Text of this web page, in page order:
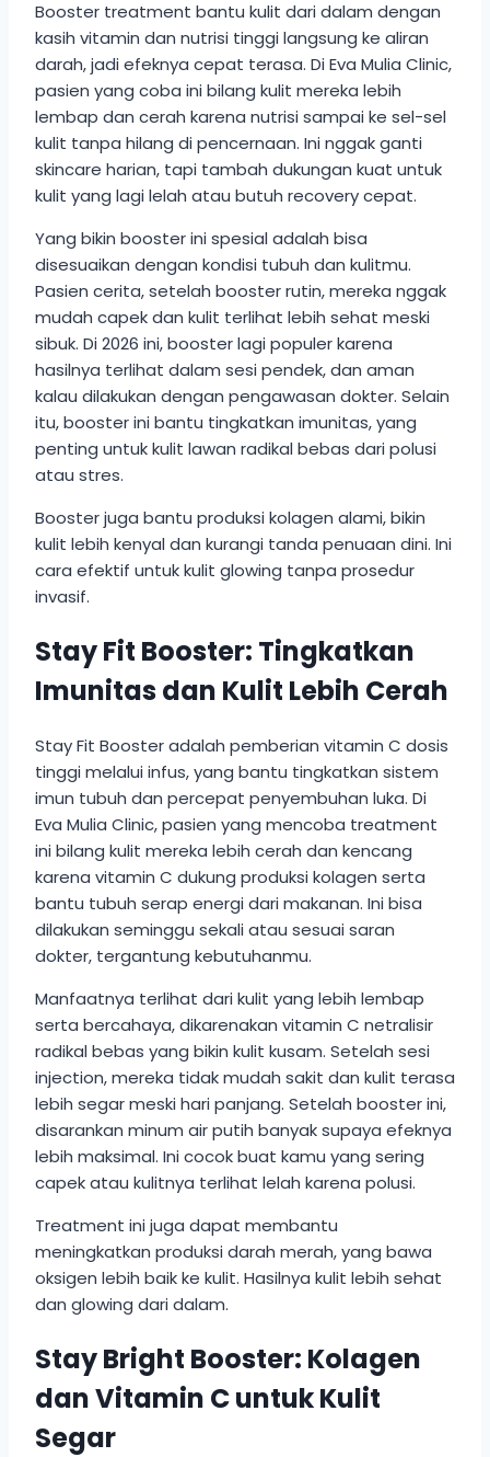
Booster treatment bantu kulit dari dalam dengan
kasih vitamin dan nutrisi tinggi langsung ke aliran
darah, jadi efeknya cepat terasa. Di Eva Mulia Clinic,
pasien yang coba ini bilang kulit mereka lebih
lembap dan cerah karena nutrisi sampai ke sel-sel
kulit tanpa hilang di pencernaan. Ini nggak ganti
skincare harian, tapi tambah dukungan kuat untuk
kulit yang lagi lelah atau butuh recovery cepat.
Yang bikin booster ini spesial adalah bisa
disesuaikan dengan kondisi tubuh dan kulitmu.
Pasien cerita, setelah booster rutin, mereka nggak
mudah capek dan kulit terlihat lebih sehat meski
sibuk. Di 2026 ini, booster lagi populer karena
hasilnya terlihat dalam sesi pendek, dan aman
kalau dilakukan dengan pengawasan dokter. Selain
itu, booster ini bantu tingkatkan imunitas, yang
penting untuk kulit lawan radikal bebas dari polusi
atau stres.
Booster juga bantu produksi kolagen alami, bikin
kulit lebih kenyal dan kurangi tanda penuaan dini. Ini
cara efektif untuk kulit glowing tanpa prosedur
invasif.
Stay Fit Booster: Tingkatkan
Imunitas dan Kulit Lebih Cerah
Stay Fit Booster adalah pemberian vitamin C dosis
tinggi melalui infus, yang bantu tingkatkan sistem
imun tubuh dan percepat penyembuhan luka. Di
Eva Mulia Clinic, pasien yang mencoba treatment
ini bilang kulit mereka lebih cerah dan kencang
karena vitamin C dukung produksi kolagen serta
bantu tubuh serap energi dari makanan. Ini bisa
dilakukan seminggu sekali atau sesuai saran
dokter, tergantung kebutuhanmu.
Manfaatnya terlihat dari kulit yang lebih lembap
serta bercahaya, dikarenakan vitamin C netralisir
radikal bebas yang bikin kulit kusam. Setelah sesi
injection, mereka tidak mudah sakit dan kulit terasa
lebih segar meski hari panjang. Setelah booster ini,
disarankan minum air putih banyak supaya efeknya
lebih maksimal. Ini cocok buat kamu yang sering
capek atau kulitnya terlihat lelah karena polusi.
Treatment ini juga dapat membantu
meningkatkan produksi darah merah, yang bawa
oksigen lebih baik ke kulit. Hasilnya kulit lebih sehat
dan glowing dari dalam.
Stay Bright Booster: Kolagen
dan Vitamin C untuk Kulit
Segar